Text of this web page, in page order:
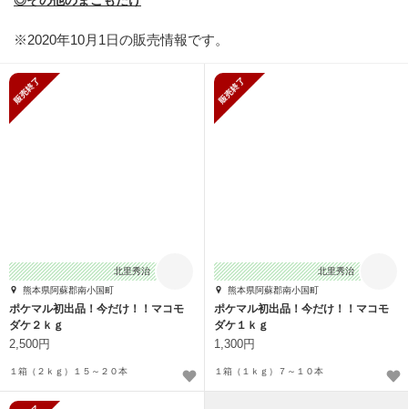
※2020年10月1日の販売情報です。
北里秀治
熊本県阿蘇郡南小国町
ポケマル初出品！今だけ！！マコモ
ダケ２ｋｇ
2,500円
１箱（２ｋｇ）１５～２０本
北里秀治
熊本県阿蘇郡南小国町
ポケマル初出品！今だけ！！マコモ
ダケ１ｋｇ
1,300円
１箱（１ｋｇ）７～１０本